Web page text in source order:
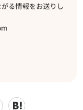
る情報をお送りし